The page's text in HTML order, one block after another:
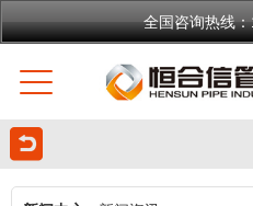
全国咨询热线